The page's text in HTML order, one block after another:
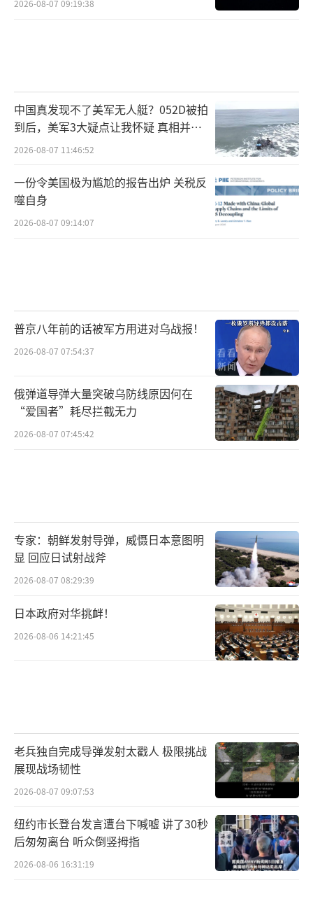
2026-08-07 09:19:38
中国真发现不了美军无人艇？052D被拍
到后，美军3大疑点让我怀疑 真相并非
如此
2026-08-07 11:46:52
一份令美国极为尴尬的报告出炉 关税反
噬自身
2026-08-07 09:14:07
普京八年前的话被军方用进对乌战报！
2026-08-07 07:54:37
俄弹道导弹大量突破乌防线原因何在
“爱国者”耗尽拦截无力
2026-08-07 07:45:42
专家：朝鲜发射导弹，威慑日本意图明
显 回应日试射战斧
2026-08-07 08:29:39
日本政府对华挑衅！
2026-08-06 14:21:45
老兵独自完成导弹发射太戳人 极限挑战
展现战场韧性
2026-08-07 09:07:53
纽约市长登台发言遭台下喊嘘 讲了30秒
后匆匆离台 听众倒竖拇指
2026-08-06 16:31:19